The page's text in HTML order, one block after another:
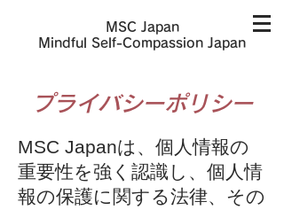
MSC Japan
​Mindful Self-Compassion Japan
プライバシーポリシー
MSC Japanは、個人情報の
重要性を強く認識し、個人情
報の保護に関する法律、その